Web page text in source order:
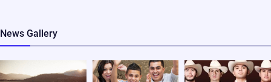
News Gallery